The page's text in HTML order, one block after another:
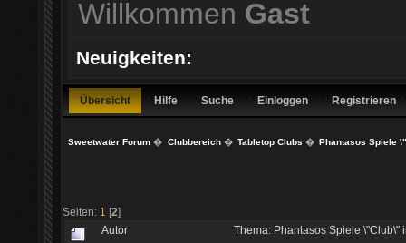
Willkommen Gast
Neuigkeiten:
Übersicht Hilfe Suche Einloggen Registrieren
Sweetwater Forum � Clubbereich� Tabletop Clubs � Phantasos Spiele
Seiten: 1 [2]
Autor Thema: Phantasos Spiele